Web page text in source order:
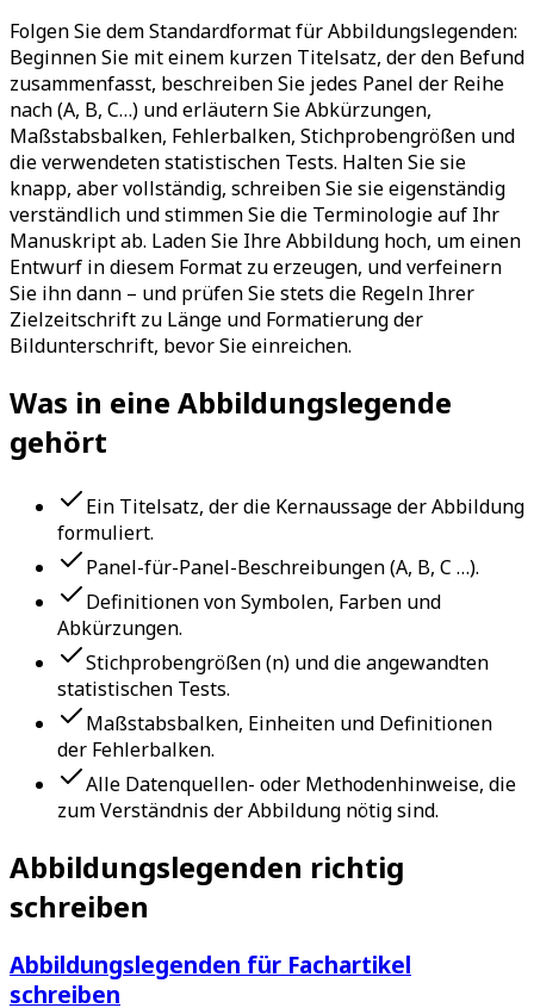
Folgen Sie dem Standardformat für Abbildungslegenden:
Beginnen Sie mit einem kurzen Titelsatz, der den Befund
zusammenfasst, beschreiben Sie jedes Panel der Reihe
nach (A, B, C…) und erläutern Sie Abkürzungen,
Maßstabsbalken, Fehlerbalken, Stichprobengrößen und
die verwendeten statistischen Tests. Halten Sie sie
knapp, aber vollständig, schreiben Sie sie eigenständig
verständlich und stimmen Sie die Terminologie auf Ihr
Manuskript ab. Laden Sie Ihre Abbildung hoch, um einen
Entwurf in diesem Format zu erzeugen, und verfeinern
Sie ihn dann – und prüfen Sie stets die Regeln Ihrer
Zielzeitschrift zu Länge und Formatierung der
Bildunterschrift, bevor Sie einreichen.
Was in eine Abbildungslegende
gehört
Ein Titelsatz, der die Kernaussage der Abbildung
formuliert.
Panel-für-Panel-Beschreibungen (A, B, C …).
Definitionen von Symbolen, Farben und
Abkürzungen.
Stichprobengrößen (n) und die angewandten
statistischen Tests.
Maßstabsbalken, Einheiten und Definitionen
der Fehlerbalken.
Alle Datenquellen- oder Methodenhinweise, die
zum Verständnis der Abbildung nötig sind.
Abbildungslegenden richtig
schreiben
Abbildungslegenden für Fachartikel
schreiben